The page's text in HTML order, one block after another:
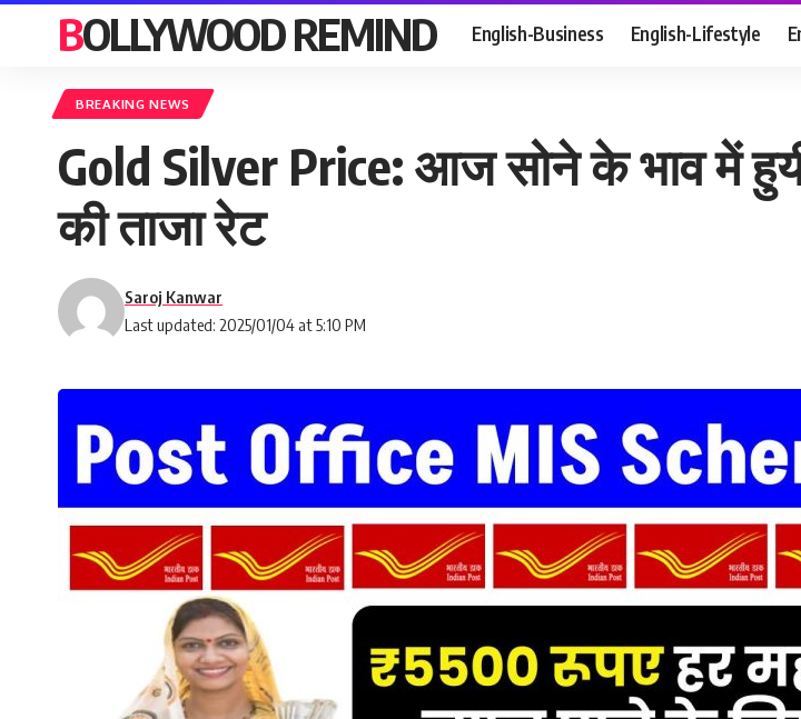
BOLLYWOOD REMIND English-Business English-Lifestyle
BREAKING NEWS
Gold Silver Price: आज सोने के भाव में
की ताजा रेट
Last updated: 2025/01/04 at 5:10 PM
Saroj Kanwar